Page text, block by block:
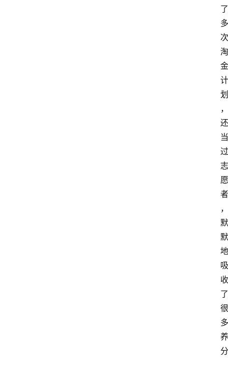
了
多
次
淘
金
计
划
，
还
当
过
志
愿
者
，
默
默
地
吸
收
了
很
多
养
分